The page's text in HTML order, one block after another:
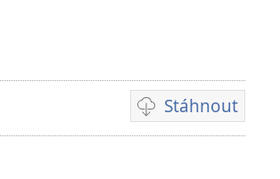
Stáhnout
Formáty
videonahrávek